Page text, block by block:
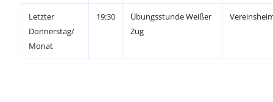
Letzter
Donnerstag/
Monat
19:30
Übungsstunde Weißer
Zug